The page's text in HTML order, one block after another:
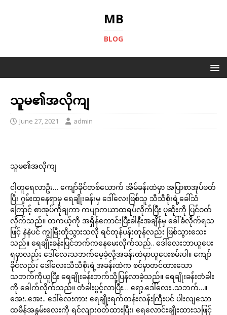
MB
BLOG
သူမ၏အလိုကျ
June 27, 2021 admin
သူမ၏အလိုကျ
ငါ့တူရေလာဦး… ကျော်ခိုင်တစ်ယောက် အိမ်ခန်းထဲမှာ အပြာစာအုပ်ဖတ်
ပြီး ဂွမ်းထုနေရာမှ ရေချိုးခန်းမှ ဒေါ်လေးဖြစ်သူ သီသီစိုးရဲ့ခေါ်သံ
ကြောင့် စာအုပ်ကိုချကာ ကပျာကယာထရပ်လိုက်ပြီး ပုဆိုးကို ပြင်ဝတ်
လိုက်သည်။ တကယ့်ကို အရှိန်ကောင်းပြီးခါနီးအချိန်မှ ခေါ်ခံလိုက်ရသ
ဖြင့် နဲနဲပင် ကျွဲမြီးတိုသွားသလို ရင်တုန်ပန်းတုန်လည်း ဖြစ်သွားသေး
သည်။ ရေချိုးခန်းပြင်ဘက်ကနေမေးလိုက်သည်.. ဒေါ်လေးဘာယူပေး
ရမှာလည်း ဒေါ်လေးသဘက်မေ့ခဲ့လို့အခန်းထဲမှာယူပေးစမ်းပါ။ ကျော်
ခိုင်လည်း ဒေါ်လေးသီသီစိုးရဲ့အခန်းထဲက စင်မှာတင်ထားသော
သဘက်ကိုယူပြီး ရေချိုးခန်းဘက်သို့ပြန်လာခဲ့သည်။ ရေချိုးခန်းတံခါး
ကို ခေါက်လိုက်သည်။ တံခါးပွင့်လာပြီး… ရော့.ဒေါ်လေး..သဘက်…။
အေး..အေး.. ဒေါ်လေးကား ရေချိုးရက်တန်းလန်းကြီးပင် ပါးလျသော
ထမိန်အနွမ်းလေးကို ရင်လျားဝတ်ထားပြီး၊ ရေလောင်းချိုးထားသဖြင့်